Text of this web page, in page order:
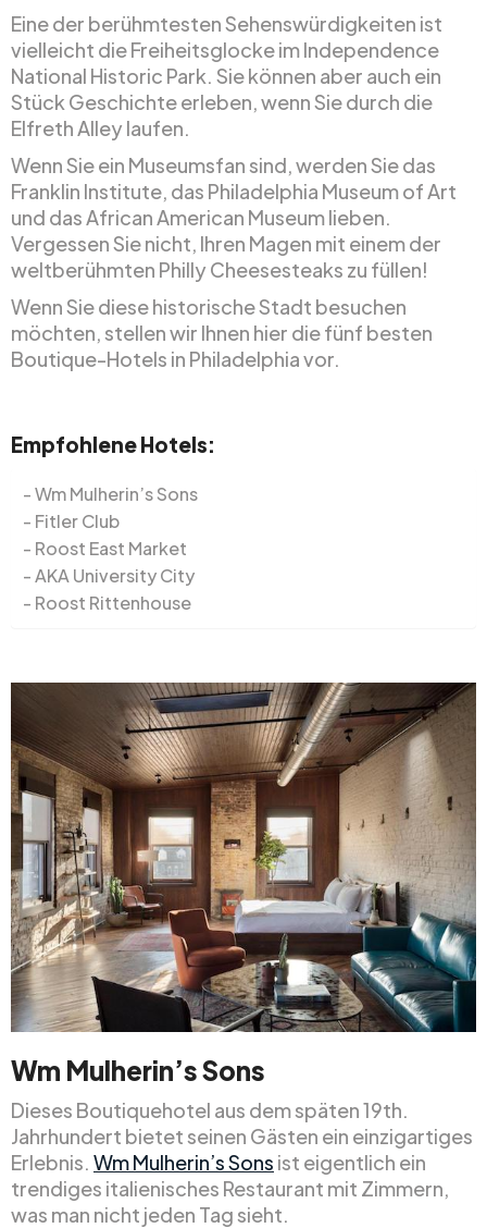
Eine der berühmtesten Sehenswürdigkeiten ist
vielleicht die Freiheitsglocke im Independence
National Historic Park. Sie können aber auch ein
Stück Geschichte erleben, wenn Sie durch die
Elfreth Alley laufen.
Wenn Sie ein Museumsfan sind, werden Sie das
Franklin Institute, das Philadelphia Museum of Art
und das African American Museum lieben.
Vergessen Sie nicht, Ihren Magen mit einem der
weltberühmten Philly Cheesesteaks zu füllen!
Wenn Sie diese historische Stadt besuchen
möchten, stellen wir Ihnen hier die fünf besten
Boutique-Hotels in Philadelphia vor.
Empfohlene Hotels:
Wm Mulherin’s Sons
Fitler Club
Roost East Market
AKA University City
Roost Rittenhouse
Wm Mulherin’s Sons
Dieses Boutiquehotel aus dem späten 19th.
Jahrhundert bietet seinen Gästen ein einzigartiges
Erlebnis. Wm Mulherin’s Sons ist eigentlich ein
trendiges italienisches Restaurant mit Zimmern,
was man nicht jeden Tag sieht.